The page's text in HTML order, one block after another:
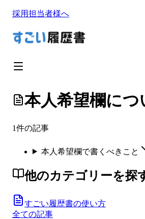
採用担当者様へ
本人希望欄につ
1件の記事
本人希望欄で書くべきこと
他のカテゴリーを探
すごい履歴書の使い方
全ての記事